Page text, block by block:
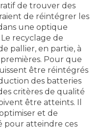
de trouver des
de réintégrer les
une optique
recyclage de
pallier, en partie, à
Pour que
être réintégrés
des batteries
critères de qualité
être atteints. Il
et de
pour atteindre ces